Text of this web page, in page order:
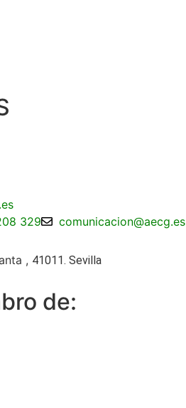
329 comunicacion@aecg.es
, 41011. Sevilla
de: